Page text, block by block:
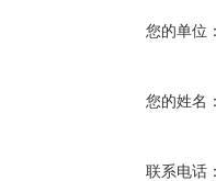
您的单位
您的姓名
联系电话